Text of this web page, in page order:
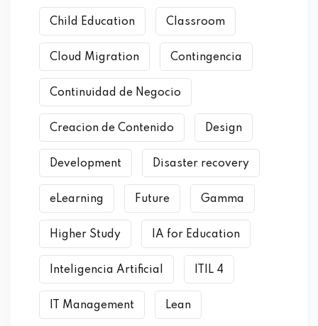
Child Education Classroom
Cloud Migration Contingencia
Continuidad de Negocio
Creacion de Contenido Design
Development Disaster recovery
eLearning Future Gamma
Higher Study IA for Education
Inteligencia Artificial ITIL 4
IT Management Lean